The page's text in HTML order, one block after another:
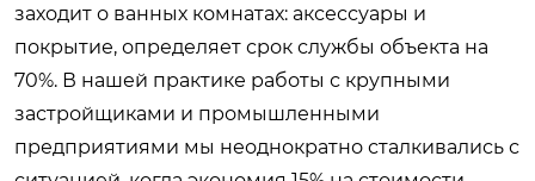
заходит о ванных комнатах: аксессуары и
покрытие, определяет срок службы объекта на
70%. В нашей практике работы с крупными
застройщиками и промышленными
предприятиями мы неоднократно сталкивались с